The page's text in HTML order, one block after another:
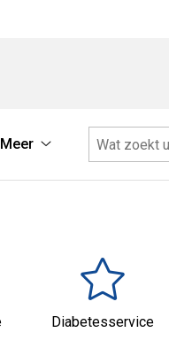
Meer
submenu
Diabetesservice